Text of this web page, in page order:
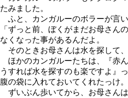
たみました。
ふと、カンガルーのボラーが言い
「ずっと前、ぼくがまだお母さん
なくなった事があるんだよ。
そのときお母さんは水を探して
ほかのカンガルーたちは、『赤
うすれば水を探すのも楽ですよ』
腹の袋に入れておいてくれたっけ。
ずいぶん歩いてから、お母さん